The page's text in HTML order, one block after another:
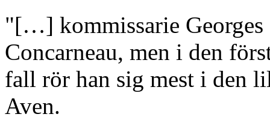
"[…] kommissarie Georges
Concarneau, men i den
fall rör han sig mest i den
Aven.